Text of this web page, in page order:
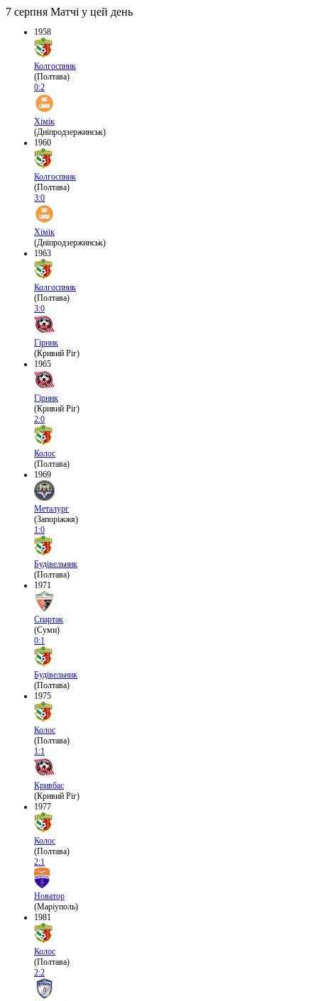
7 серпня Матчі у цей день
1958
Колгоспник
(Полтава)
0:2
Хімік
(Дніпродзержинськ)
1960
Колгоспник
(Полтава)
3:0
Хімік
(Дніпродзержинськ)
1963
Колгоспник
(Полтава)
3:0
Гірник
(Кривий Ріг)
1965
Гірник
(Кривий Ріг)
2:0
Колос
(Полтава)
1969
Металург
(Запоріжжя)
1:0
Будівельник
(Полтава)
1971
Спартак
(Суми)
0:1
Будівельник
(Полтава)
1975
Колос
(Полтава)
1:1
Кривбас
(Кривий Ріг)
1977
Колос
(Полтава)
2:1
Новатор
(Маріуполь)
1981
Колос
(Полтава)
2:2